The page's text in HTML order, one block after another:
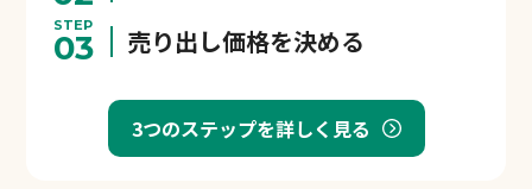
STEP
03 売り出し価格を決める
3つのステップを詳しく見る